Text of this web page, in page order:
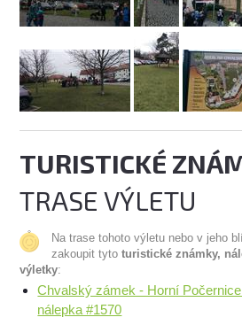
TURISTICKÉ
TRASE VÝLETU
Na trase tohoto výletu nebo v jeho
zakoupit tytoturistické známky,
výletky:
Chvalský zámek - Horní
nálepka #1570